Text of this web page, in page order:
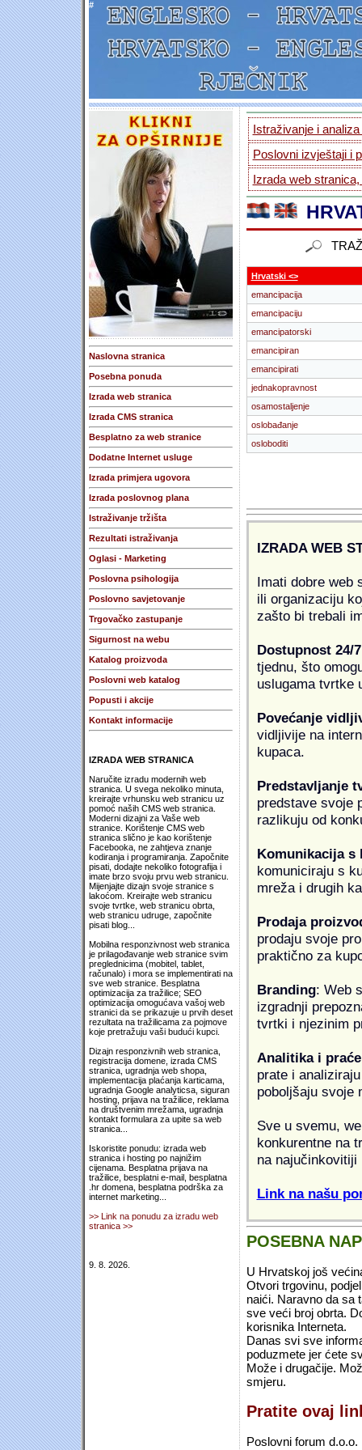
#
Naslovna stranica
Posebna ponuda
Izrada web stranica
Izrada CMS stranica
Besplatno za web stranice
Dodatne Internet usluge
Izrada primjera ugovora
Izrada poslovnog plana
Istraživanje tržišta
Rezultati istraživanja
Oglasi - Marketing
Poslovna psihologija
Poslovno savjetovanje
Trgovačko zastupanje
Sigurnost na webu
Katalog proizvoda
Poslovni web katalog
Popusti i akcije
Kontakt informacije
IZRADA WEB STRANICA
Naručite izradu modernih web
stranica. U svega nekoliko minuta,
kreirajte vrhunsku web stranicu uz
pomoć naših CMS web stranica.
Moderni dizajni za Vaše web
stranice. Korištenje CMS web
stranica slično je kao korištenje
Facebooka, ne zahtjeva znanje
kodiranja i programiranja. Započnite
pisati, dodajte nekoliko fotografija i
imate brzo svoju prvu web stranicu.
Mijenjajte dizajn svoje stranice s
lakoćom. Kreirajte web stranicu
svoje tvrtke, web stranicu obrta,
web stranicu udruge, započnite
pisati blog...
Mobilna responzivnost web stranica
je prilagođavanje web stranice svim
preglednicima (mobitel, tablet,
računalo) i mora se implementirati na
sve web stranice. Besplatna
optimizacija za tražilice; SEO
optimizacija omogućava vašoj web
stranici da se prikazuje u prvih deset
rezultata na tražilicama za pojmove
koje pretražuju vaši budući kupci.
Dizajn responzivnih web stranica,
registracija domene, izrada CMS
stranica, ugradnja web shopa,
implementacija plaćanja karticama,
ugradnja Google analyticsa, siguran
hosting, prijava na tražilice, reklama
na društvenim mrežama, ugradnja
kontakt formulara za upite sa web
stranica...
Iskoristite ponudu: izrada web
stranica i hosting po najnižim
cijenama. Besplatna prijava na
tražilice, besplatni e-mail, besplatna
.hr domena, besplatna podrška za
internet marketing...
>> Link na ponudu za izradu web
stranica >>
9. 8. 2026.
Istraživanje i
Poslovni izvještaji i
Izrada web
Hrvatski <>
emancipacija
emancipaciju
emancipatorski
emancipiran
emancipirati
jednakopravnost
osamostaljenje
oslobađanje
osloboditi
IZRADA WEB
Imati dobre web
ili organizaciju
zašto bi trebali
Dostupnost 24/7
tjednu, što
uslugama tvrtke
Povećanje
vidljivije na
kupaca.
Predstavljanje
predstave svoje
razlikuju od
Komunikacija s
komuniciraju s
mreža i drugih
Prodaja
prodaju svoje
praktično za
Branding: Web
izgradnji
tvrtki i njezinim
Analitika i
prate i
poboljšaju svoje
Sve u svemu,
konkurentne na
na najučinkovitiji
Link na našu
POSEBNA
U Hrvatskoj još
Otvori trgovinu,
naići. Naravno da sa
sve veći broj obrta.
korisnika Interneta.
Danas svi sve
poduzmete jer ćete
Može i drugačije.
smjeru.
Pratite ovaj
Poslovni forum